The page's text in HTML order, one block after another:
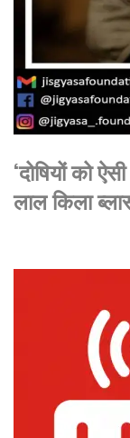
‘दोषियों को
लाल किला